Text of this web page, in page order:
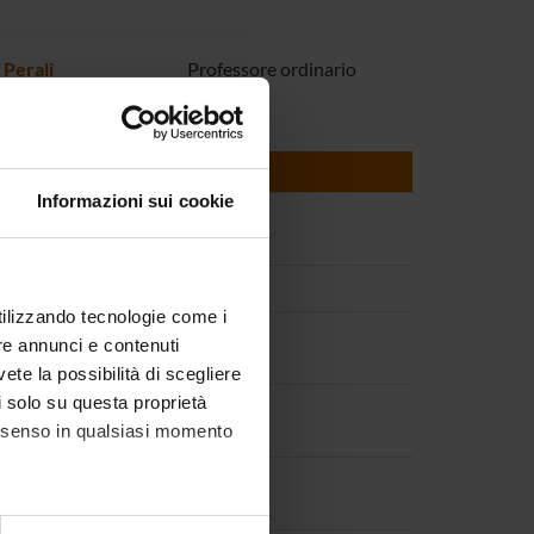
Informazioni sui cookie
tecnologie come i
annunci e contenuti
la possibilità di scegliere
su questa proprietà
in qualsiasi momento
Professore ordinario